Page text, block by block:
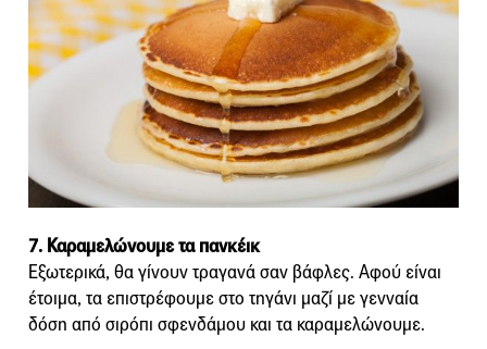
7. Καραμελώνουμε τα πανκέικ
Εξωτερικά, θα γίνουν τραγανά σαν βάφλες. Αφού είναι
έτοιμα, τα επιστρέφουμε στο τηγάνι μαζί με γενναία
δόση από σιρόπι σφενδάμου και τα καραμελώνουμε.